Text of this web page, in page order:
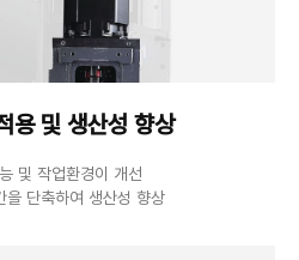
용 및 생산성 향상
및 작업환경이 개선
을 단축하여 생산성 향상